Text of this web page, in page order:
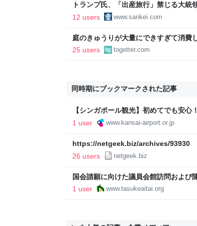
トランプ氏、「出産旅行」禁じる大
の渡米を問題視
12 users www.sankei.com
庭のきゅうりが大量にできすぎて消費
「きゅうりレシピ」をたくさん集める
25 users togetter.com
同時期にブックマークされた記事
【シンガポール観光】初めてでも安
ース！
1 user www.kansai-airport.or.jp
https://netgeek.biz/archives/93930
26 users
netgeek.biz
国会請願に向けた議員会館訪問および
1 user
www.tasukeaitai.org